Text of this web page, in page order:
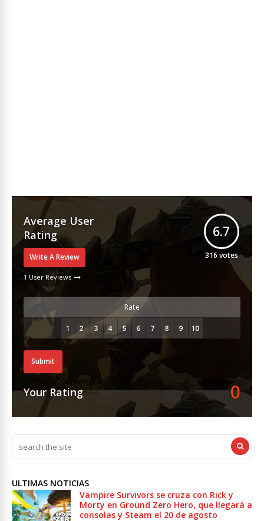
Average User
Rating
Write A Review
1 User Reviews
6.7
316 votes
Rate
Submit
Your Rating 0
ULTIMAS NOTICIAS
Vampire Survivors se cruza con Rick y
Morty en Ground Zero Hero, que llegará a
consolas y Steam el 20 de agosto